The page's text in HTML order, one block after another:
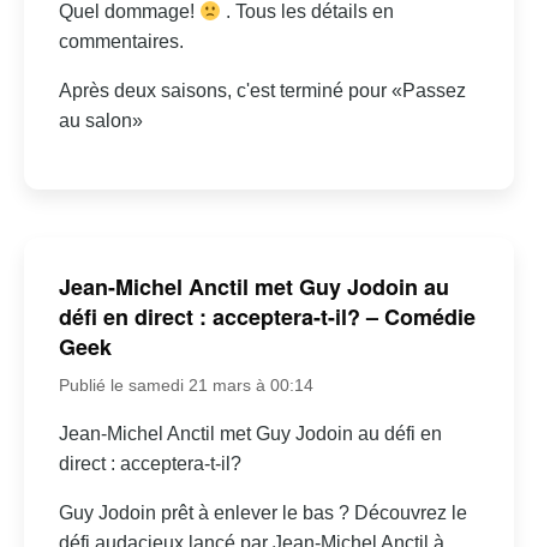
Quel dommage!
. Tous les détails en
commentaires.
Après deux saisons, c'est terminé pour «Passez
au salon»
Jean-Michel Anctil met Guy Jodoin au
défi en direct : acceptera-t-il? – Comédie
Geek
Publié le samedi 21 mars à 00:14
Jean-Michel Anctil met Guy Jodoin au défi en
direct : acceptera-t-il?
Guy Jodoin prêt à enlever le bas ? Découvrez le
défi audacieux lancé par Jean-Michel Anctil à